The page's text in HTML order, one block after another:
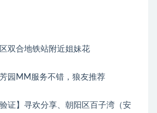
双合地铁站附近姐妹花
园MM服务不错，狼友推荐
验证】寻欢分享、朝阳区百子湾（安